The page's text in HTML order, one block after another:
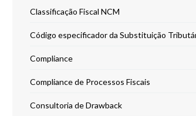
Classificação Fiscal NCM
Código especificador da Substituição
Compliance
Compliance de Processos Fiscais
Consultoria de Drawback